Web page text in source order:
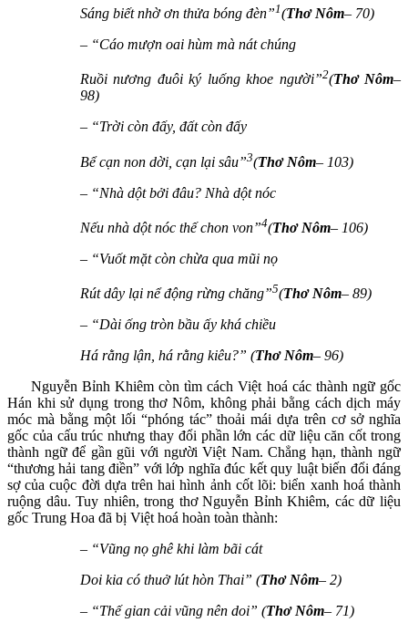
Sáng biết nhờ ơn thửa bóng đèn”1(Thơ Nôm– 70)
– “Cáo mượn oai hùm mà nát chúng
Ruồi nương đuôi ký luống khoe người”2(Thơ Nôm–
98)
– “Trời còn đấy, đất còn đấy
Bể cạn non dời, cạn lại sâu”3(Thơ Nôm– 103)
– “Nhà dột bởi đâu? Nhà dột nóc
Nếu nhà dột nóc thế chon von”4(Thơ Nôm– 106)
– “Vuốt mặt còn chừa qua mũi nọ
Rút dây lại nể động rừng chăng”5(Thơ Nôm– 89)
– “Dài ống tròn bầu ấy khá chiều
Há rằng lận, há rằng kiêu?” (Thơ Nôm– 96)
Nguyễn Bỉnh Khiêm còn tìm cách Việt hoá các thành ngữ gốc
Hán khi sử dụng trong thơ Nôm, không phải bằng cách dịch máy
móc mà bằng một lối “phóng tác” thoải mái dựa trên cơ sở nghĩa
gốc của cấu trúc nhưng thay đổi phần lớn các dữ liệu căn cốt trong
thành ngữ để gần gũi với người Việt Nam. Chẳng hạn, thành ngữ
“thương hải tang điền” với lớp nghĩa đúc kết quy luật biến đổi đáng
sợ của cuộc đời dựa trên hai hình ảnh cốt lõi: biển xanh hoá thành
ruộng dâu. Tuy nhiên, trong thơ Nguyễn Bỉnh Khiêm, các dữ liệu
gốc Trung Hoa đã bị Việt hoá hoàn toàn thành:
– “Vũng nọ ghê khi làm bãi cát
Doi kia có thuở lút hòn Thai” (Thơ Nôm– 2)
– “Thế gian cải vũng nên doi” (Thơ Nôm– 71)